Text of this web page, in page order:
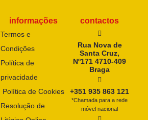
informações
Termos e
Condições
Política de
privacidade
Política de Cookies
Resolução de
contactos
Rua Nova de
Santa Cruz,
Nº171 4710-409
Braga
+351 935 863 121
*Chamada para a rede
móvel nacional